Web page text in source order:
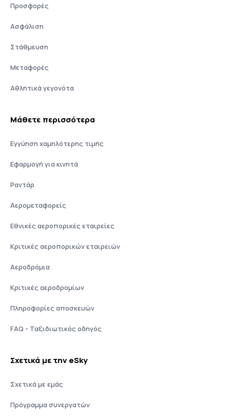
Προσφορές
Ασφάλιση
Στάθμευση
Μεταφορές
Αθλητικά γεγονότα
Μάθετε περισσότερα
Εγγύηση χαμηλότερης τιμής
Εφαρμογή για κινητά
Ραντάρ
Αερομεταφορείς
Εθνικές αεροπορικές εταιρείες
Κριτικές αεροπορικών εταιρειών
Αεροδρόμια
Κριτικές αεροδρομίων
Πληροφορίες αποσκευών
FAQ - Ταξιδιωτικός οδηγός
Σχετικά με την eSky
Σχετικά με εμάς
Πρόγραμμα συνεργατών